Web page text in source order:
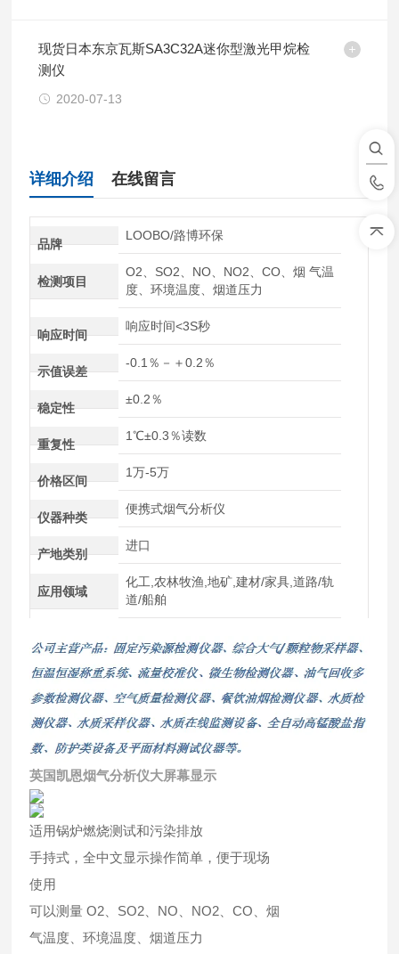
现货日本东京瓦斯SA3C32A迷你型激光甲烷检
测仪
2020-07-13
详细介绍 在线留言
品牌
LOOBO/路博环保
检测项目
O2、SO2、NO、NO2、CO、烟 气温
度、环境温度、烟道压力
响应时间
响应时间<3S秒
示值误差
-0.1％－＋0.2％
稳定性
±0.2％
重复性
1℃±0.3％读数
价格区间
1万-5万
仪器种类
便携式烟气分析仪
产地类别
进口
应用领域
化工,农林牧渔,地矿,建材/家具,道路/轨
道/船舶
英国凯恩烟气分析仪大屏幕显示
适用锅炉燃烧测试和污染排放
手持式，全中文显示操作简单，便于现场
使用
可以测量 O2、SO2、NO、NO2、CO、烟
气温度、环境温度、烟道压力